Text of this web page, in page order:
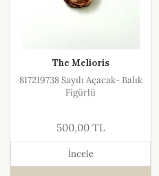
The Melioris
817219738 Sayılı Açacak- Balık
Figürlü
500,00 TL
İncele